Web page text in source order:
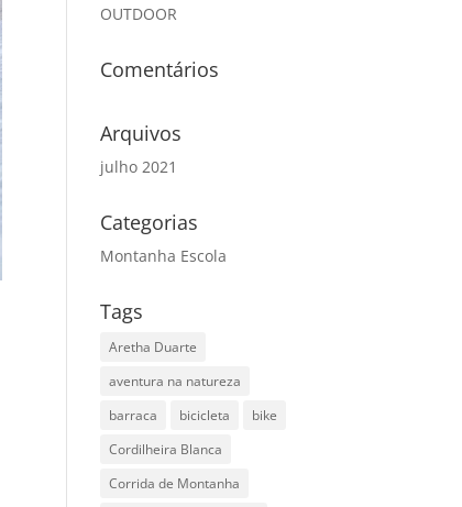
OUTDOOR
Comentários
Arquivos
julho 2021
Categorias
Montanha Escola
Tags
Aretha Duarte
aventura na natureza
barraca
bicicleta
bike
Cordilheira Blanca
Corrida de Montanha